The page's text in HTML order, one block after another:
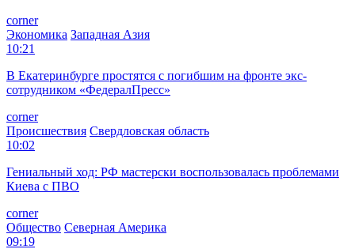
corner
Экономика Западная Азия
10:21
В Екатеринбурге простятся с погибшим на фронте экс-
сотрудником «ФедералПресс»
corner
Происшествия Свердловская область
10:02
Гениальный ход: РФ мастерски воспользовалась проблемами
Киева с ПВО
corner
Общество Северная Америка
09:19